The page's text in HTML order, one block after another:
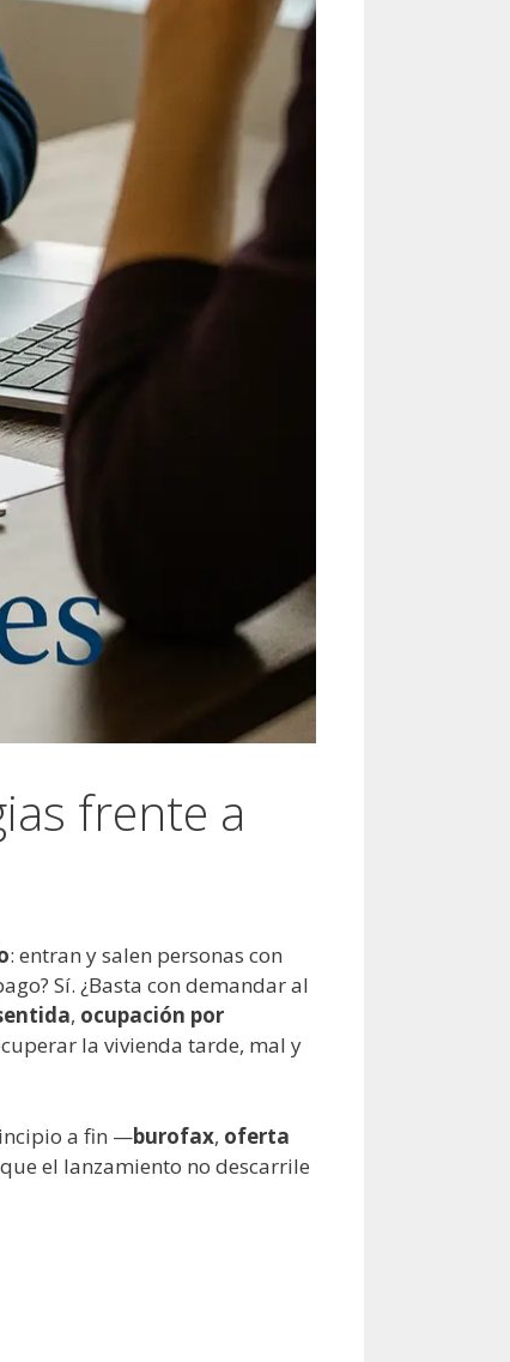
frente a
: entran y salen personas con
Sí. ¿Basta con demandar al
, ocupación por
la vivienda tarde, mal y
a fin —burofax, oferta
el lanzamiento no descarrile